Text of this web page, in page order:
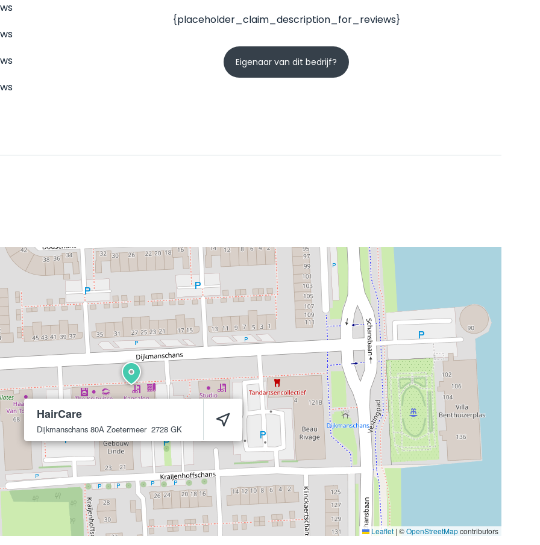
{placeholder_claim_description_for_reviews}
Eigenaar van dit bedrijf?
HairCare
Dijkmanschans 80A Zoetermeer 2728 GK
Leaflet | ©OpenStreetMapcontributors